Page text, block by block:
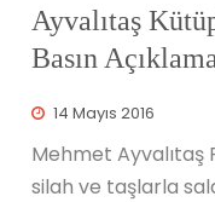
Ayvalıtaş
Basın
14 Mayıs 2016
Mehmet Ayvalıtaş
silah ve taşlarla